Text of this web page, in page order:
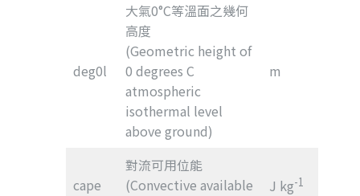
deg0l
大氣0°C等溫面之幾何
高度
(Geometric height of
0 degrees C
atmospheric
isothermal level
above ground)
m
cape
對流可用位能
(Convective available
J kg-1